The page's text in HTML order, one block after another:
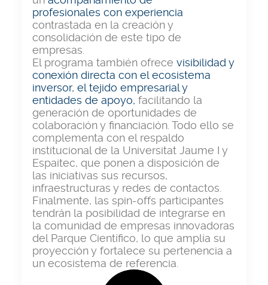
profesionales con experiencia
contrastada en la creación y
consolidación de este tipo de
empresas.
El programa también ofrece visibilidad y
conexión directa con el ecosistema
inversor, el tejido empresarial y
entidades de apoyo, facilitando la
generación de oportunidades de
colaboración y financiación. Todo ello se
complementa con el respaldo
institucional de la Universitat Jaume I y
Espaitec, que ponen a disposición de
las iniciativas sus recursos,
infraestructuras y redes de contactos.
Finalmente, las spin-offs participantes
tendrán la posibilidad de integrarse en
la comunidad de empresas innovadoras
del Parque Científico, lo que amplía su
proyección y fortalece su pertenencia a
un ecosistema de referencia.